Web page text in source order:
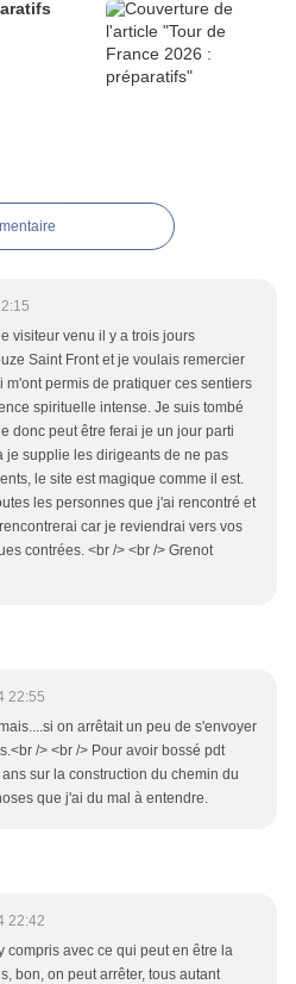
visiteur venu il y a trois jours
Saint Front et je voulais remercier
m'ont permis de pratiquer ces sentiers
spirituelle intense. Je suis tombé
donc peut être ferai je un jour parti
je supplie les dirigeants de ne pas
le site est magique comme il est.
les personnes que j'ai rencontré et
car je reviendrai vers vos
contrées. <br /> <br /> Grenot
22:55
on arrêtait un peu de s'envoyer
/> <br /> Pour avoir bossé pdt
sur la construction du chemin du
que j'ai du mal à entendre.
22:42
compris avec ce qui peut en être la
bon, on peut arrêter, tous autant